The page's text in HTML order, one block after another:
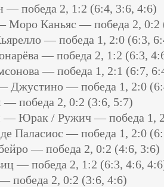
победа 2, 1:2 (6:4, 3:6, 4:6)
Моро Каньяс — победа 2, 0:2
— победа 1, 2:0 (6:3,
— победа 2, 1:2 (6:3,
— победа 1, 2:1 (6:7,
Джустино — победа 1, 2:0
победа 2, 0:2 (3:6, 5:7)
— Юрак / Ружич — победа 1,
Паласиос — победа 1, 2:0
— победа 2, 0:2 (4:6, 3:6)
— победа 2, 1:2 (6:3, 4:6,
победа 2, 0:2 (3:6, 4:6)